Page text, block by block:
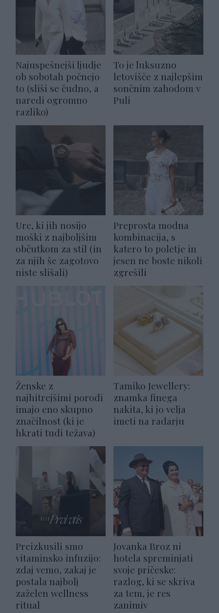
Najuspešnejši ljudje
ob sobotah počnejo
to (sliši se čudno, a
naredi ogromno
razliko)
To je luksuzno
letovišče z najlepšim
sončnim zahodom v
Puli
Ure, ki jih nosijo
moški z najboljšim
občutkom za stil (in
za njih še zagotovo
niste slišali)
Preprosta modna
kombinacija, s
katero to poletje in
jesen ne boste nikoli
zgrešili
Ženske z
najhitrejšimi porodi
imajo eno skupno
značilnost (ki je
hkrati tudi težava)
Tamiko Jewellery:
znamka finega
nakita, ki jo velja
imeti na radarju
Preizkusili smo
vitaminsko infuzijo:
zdaj vemo, zakaj je
postala najbolj
zaželen wellness
ritual
Jovanka Broz ni
hotela spreminjati
svoje pričeske:
razlog, ki se skriva
za tem, je res
zanimiv